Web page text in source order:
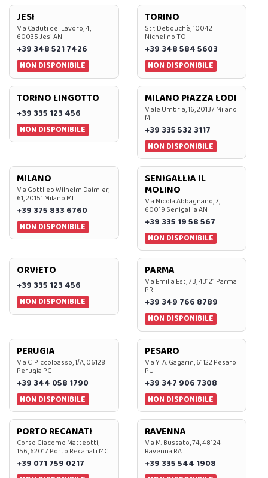
JESI
Via Caduti del Lavoro, 4,
60035 Jesi AN
+39 348 521 7426
NON DISPONIBILE
TORINO
Str. Debouchè, 10042
Nichelino TO
+39 348 584 5603
NON DISPONIBILE
TORINO LINGOTTO
+39 335 123 456
NON DISPONIBILE
MILANO PIAZZA LODI
Viale Umbria, 16, 20137 Milano
MI
+39 335 532 3117
NON DISPONIBILE
MILANO
Via Gottlieb Wilhelm Daimler,
61, 20151 Milano MI
+39 375 833 6760
NON DISPONIBILE
SENIGALLIA IL
MOLINO
Via Nicola Abbagnano, 7,
60019 Senigallia AN
+39 335 19 58 567
NON DISPONIBILE
ORVIETO
+39 335 123 456
NON DISPONIBILE
PARMA
Via Emilia Est, 7B, 43121 Parma
PR
+39 349 766 8789
NON DISPONIBILE
PERUGIA
Via C. Piccolpasso, 1/A, 06128
Perugia PG
+39 344 058 1790
NON DISPONIBILE
PESARO
Via Y. A. Gagarin, 61122 Pesaro
PU
+39 347 906 7308
NON DISPONIBILE
PORTO RECANATI
Corso Giacomo Matteotti,
156, 62017 Porto Recanati MC
+39 071 759 0217
RAVENNA
Via M. Bussato, 74, 48124
Ravenna RA
+39 335 544 1908